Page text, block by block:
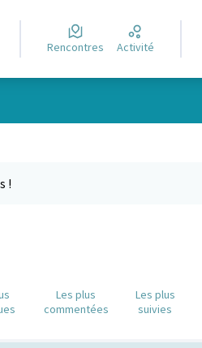
Rencontres Activité
!
Les plus
commentées
Les plus
suivies